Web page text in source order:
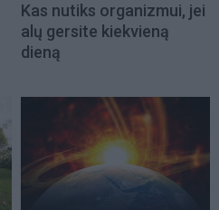
Kas nutiks organizmui, jei
alų gersite kiekvieną
dieną